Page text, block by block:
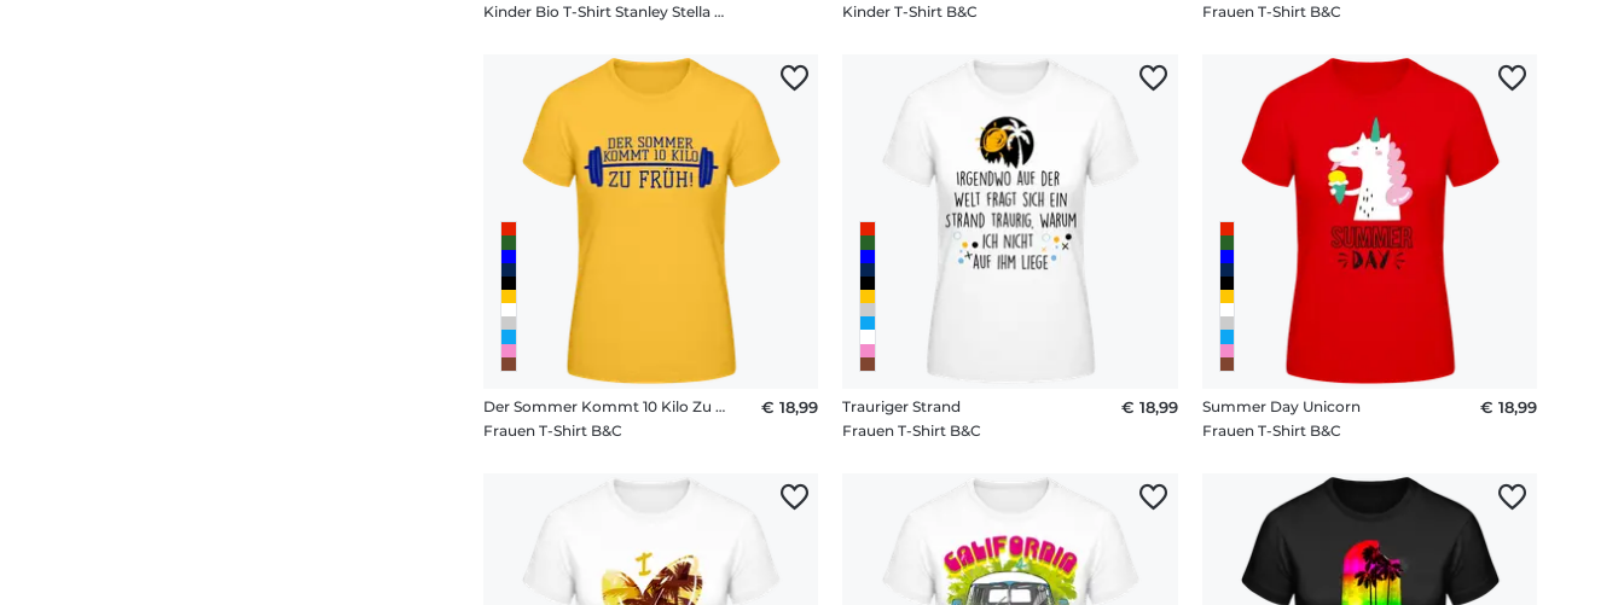
Kinder Bio T-Shirt Stanley Stella 2.0
Kinder T-Shirt B&C
Frauen T-Shirt B&C
Der Sommer Kommt 10 Kilo Zu Früh!
Frauen T-Shirt B&C
€ 18,99
Trauriger Strand
Frauen T-Shirt B&C
€ 18,99
Summer Day Unicorn
Frauen T-Shirt B&C
€ 18,99